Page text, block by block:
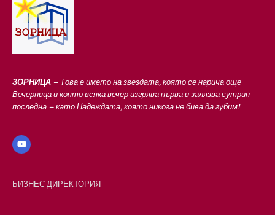
ЗОРНИЦА – Това е името на звездата, която се нарича още
Вечерница и която всяка вечер изгрява първа и залязва сутрин
последна – като Надеждата, която никога не бива да губим!
БИЗНЕС ДИРЕКТОРИЯ